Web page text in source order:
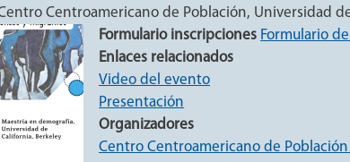
Centroamericano de Población, Universidad
Formulario inscripciones Formulario
Enlaces relacionados
Video del evento
Presentación
Organizadores
Centro Centroamericano de Población